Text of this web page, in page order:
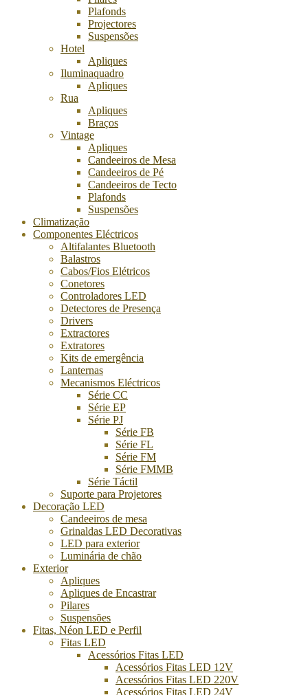
Plafonds
Projectores
Suspensões
Hotel
Apliques
Iluminaquadro
Apliques
Rua
Apliques
Braços
Vintage
Apliques
Candeeiros de Mesa
Candeeiros de Pé
Candeeiros de Tecto
Plafonds
Suspensões
Climatização
Componentes Eléctricos
Altifalantes Bluetooth
Balastros
Cabos/Fios Elétricos
Conetores
Controladores LED
Detectores de Presença
Drivers
Extractores
Extratores
Kits de emergência
Lanternas
Mecanismos Eléctricos
Série CC
Série EP
Série PJ
Série FB
Série FL
Série FM
Série FMMB
Série Táctil
Suporte para Projetores
Decoração LED
Candeeiros de mesa
Grinaldas LED Decorativas
LED para exterior
Luminária de chão
Exterior
Apliques
Apliques de Encastrar
Pilares
Suspensões
Fitas, Néon LED e Perfil
Fitas LED
Acessórios Fitas LED
Acessórios Fitas LED 12V
Acessórios Fitas LED 220V
Acessórios Fitas LED 24V